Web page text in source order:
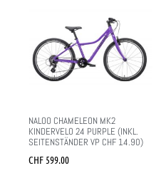
NALOO CHAMELEON MK2
KINDERVELO 24 PURPLE (INKL.
SEITENSTÄNDER VP CHF 14.90)
CHF 599.00